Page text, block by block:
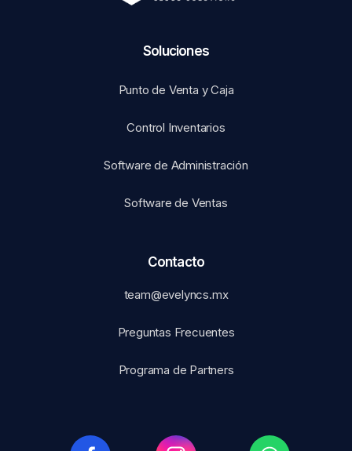
Soluciones​
Punto de Venta y Caja
Control Inventarios
Software de Administración
Software de Ventas
Contacto
team@evelyncs.mx
Preguntas Frecuentes
Programa de Partners